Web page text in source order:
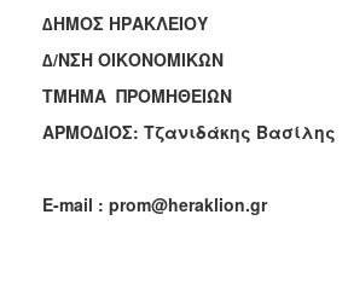
2021
2020
2019
2018
2016
∆ΗΜΟΣ ΗΡΑΚΛΕΙΟΥ
∆/ΝΣΗ ΟΙΚΟΝΟΜΙΚΩΝ
ΤΜΗΜΑ ΠΡΟΜΗΘΕΙΩΝ
ΑΡΜΟ∆ΙΟΣ: Τζανιδάκης Βασίλης
E-mail : prom@heraklion.gr